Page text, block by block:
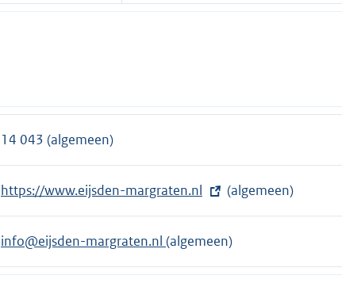
14 043 (algemeen)
E
x
t
r
https://www.eijsden-margraten.nl (algemeen)
info@eijsden-margraten.nl (algemeen)